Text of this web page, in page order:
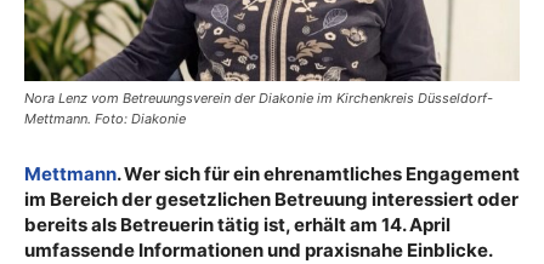
Nora Lenz vom Betreuungsverein der Diakonie im Kirchenkreis Düsseldorf-
Mettmann. Foto: Diakonie
Mettmann. Wer sich für ein ehrenamtliches Engagement
im Bereich der gesetzlichen Betreuung interessiert oder
bereits als Betreuerin tätig ist, erhält am 14. April
umfassende Informationen und praxisnahe Einblicke.